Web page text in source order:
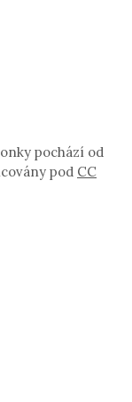
pochází od
pod CC